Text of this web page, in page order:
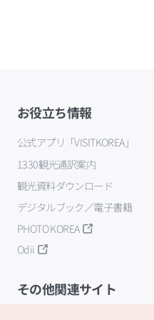
お役立ち情報
公式アプリ「VISITKOREA」
1330観光通訳案内
観光資料ダウンロード
デジタルブック／電子書籍
PHOTO KOREA
Odii
その他関連サイト